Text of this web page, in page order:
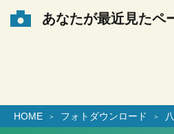
あなたが最近見たペ
HOME フォトダウンロード